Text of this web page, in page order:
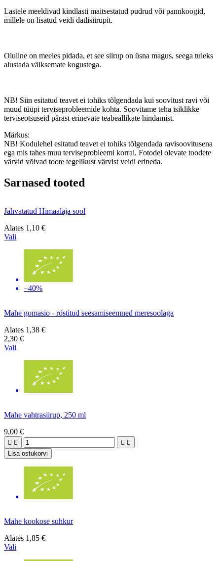
Lastele meeldivad kindlasti maitsestatud pudrud või pannkoogid,
millele on lisatud veidi datlisiirupit.
Oluline on meeles pidada, et see siirup on üsna magus, seega tuleks
alustada väiksemate kogustega.
NB! Siin esitatud teavet ei tohiks tõlgendada kui soovitust ravi või
muud tüüpi terviseprobleemide kohta. Soovitame teha isiklikke
terviseotsuseid pärast erinevate teabeallikate hindamist.
Märkus:
NB! Kodulehel esitatud teavet ei tohiks tõlgendada ravisoovitusena
ega mis tahes muu terviseprobleemi korral. Fotodel olevate toodete
värvid võivad toote tegelikust värvist veidi erineda.
Sarnased tooted
Jahvatatud Himaalaja sool
Alates 1,10 €
Vali
−40%
Mahe gomasio - röstitud seesamiseemned meresoolaga
Alates 1,38 €
2,30 €
Vali
Mahe vahtrasiirup, 250 ml
9,00 €
   
Lisa ostukorvi
Mahe kookose suhkur
Alates 1,85 €
Vali